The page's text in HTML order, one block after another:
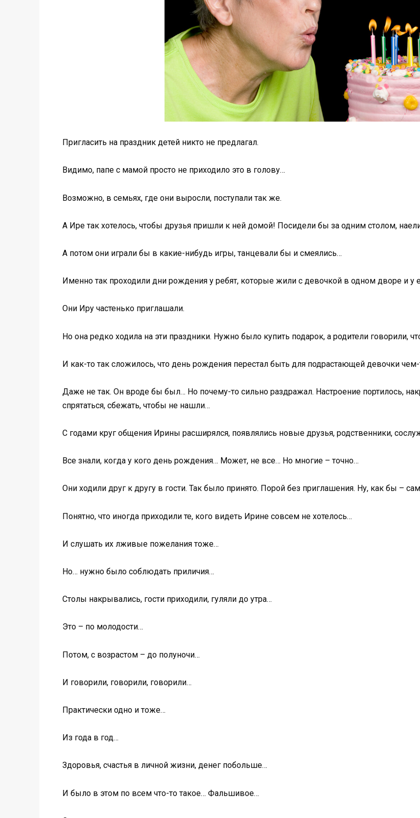
Пригласить на праздник детей никто не предлагал.
Видимо, папе с мамой просто не приходило это в голову…
Возможно, в семьях, где они выросли, поступали так же.
А Ире так хотелось, чтобы друзья пришли к ней домой! Посидели бы за одним столом,
А потом они играли бы в какие-нибудь игры, танцевали бы и смеялись…
Именно так проходили дни рождения у ребят, которые жили с девочкой в одном дворе и у
Они Иру частенько приглашали.
Но она редко ходила на эти праздники. Нужно было купить подарок, а родители говорили,
И как-то так сложилось, что день рождения перестал быть для подрастающей девочки
Даже не так. Он вроде бы был… Но почему-то сильно раздражал. Настроение портилось,
спрятаться, сбежать, чтобы не нашли…
С годами круг общения Ирины расширялся, появлялись новые друзья, родственники,
Все знали, когда у кого день рождения… Может, не все… Но многие – точно…
Они ходили друг к другу в гости. Так было принято. Порой без приглашения. Ну, как бы –
Понятно, что иногда приходили те, кого видеть Ирине совсем не хотелось…
И слушать их лживые пожелания тоже…
Но… нужно было соблюдать приличия…
Столы накрывались, гости приходили, гуляли до утра…
Это – по молодости…
Потом, с возрастом – до полуночи…
И говорили, говорили, говорили…
Практически одно и тоже…
Из года в год…
Здоровья, счастья в личной жизни, денег побольше…
И было в этом по всем что-то такое… Фальшивое…